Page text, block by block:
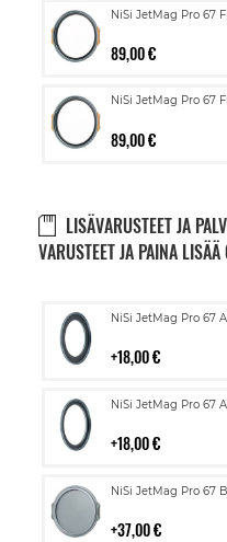
NiSi JetMag Pro 67
89,00 €
NiSi JetMag Pro 67
89,00 €
LISÄVARUSTEET JA
VARUSTEET JA PAINA
NiSi JetMag Pro 67
18,00 €
Lisää
NiSi JetMag Pro 67
18,00 €
Lisää
NiSi JetMag Pro 67
37,00 €
Lisää